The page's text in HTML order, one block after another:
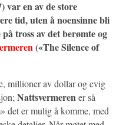
var en av de store
tid, uten å noensinne bli
tross av det berømte og
(«The Silence of
millioner av dollar og evig
Nattsvermerener så
det er mulig å komme, med